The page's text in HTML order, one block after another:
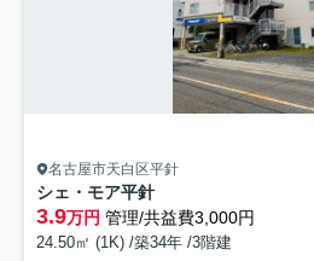
名古屋市天白区平針
シェ・モア平針
3.9万円 管理/共益費3,000円
24.50㎡ (1K) /築34年 /3階建